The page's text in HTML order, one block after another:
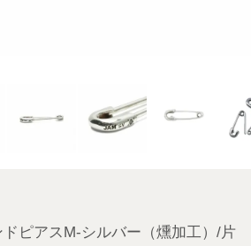
ピアスM-シルバー（燻加工）/片